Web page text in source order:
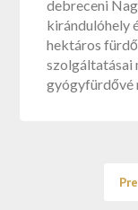
debreceni
kirándulóhely
hektáros
szolgáltatásai
gyógyfürdővé